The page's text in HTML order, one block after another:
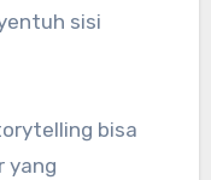
sisi
bisa
yang